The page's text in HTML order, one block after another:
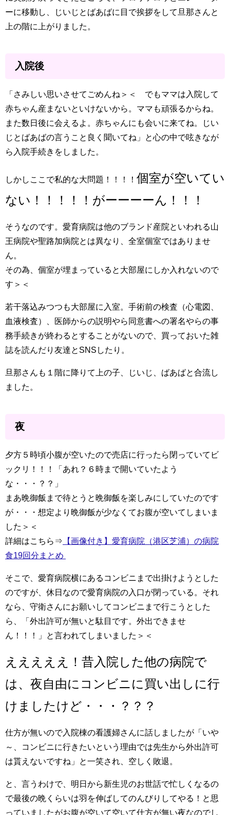
ーに移動し、じいじとばあばに目で挨拶をして旦那さんと
上の階に上がりました。
入院後
「さみしい思いさせてごめんね＞＜ でもママは入院して
赤ちゃん産まないといけないから。ママも頑張るからね。
また数日後に会えるよ。赤ちゃんにも会いに来てね。じい
じとばあばの言うこと良く聞いてね」と心の中で呟きなが
ら入院手続きをしました。
しかしここで私的な大問題！！！！ 個室が空いてい
ない！！！！！がーーーーん！！！
そうなのです。愛育病院は他のブランド産院といわれる山
王病院や聖路加病院とは異なり、全室個室ではありませ
ん。
その為、個室が埋まっていると大部屋にしか入れないので
す＞＜
若干落込みつつも大部屋に入室。手術前の検査（心電図、
血液検査）、医師からの説明やら同意書への署名やらの事
務手続きが終わるとすることがないので、買っておいた雑
誌を読んだり友達とSNSしたり。
旦那さんも１階に降りて上の子、じいじ、ばあばと合流し
ました。
夜
夕方５時頃小腹が空いたので売店に行ったら閉っていてビ
ックリ！！！「あれ？６時まで開いていたよう
な・・・？？」
まあ晩御飯まで待とうと晩御飯を楽しみにしていたのです
が・・・想定より晩御飯が少なくてお腹が空いてしまいま
した＞＜
詳細はこちら⇒ 【画像付き】愛育病院（港区芝浦）の病院
食19回分まとめ
そこで、愛育病院横にあるコンビニまで出掛けようとした
のですが、休日なので愛育病院の入口が閉っている。それ
なら、守衛さんにお願いしてコンビニまで行こうとした
ら、「外出許可が無いと駄目です。外出できませ
ん！！！」と言われてしまいました＞＜
えええええ！昔入院した他の病院で
は、夜自由にコンビニに買い出しに行
けましたけど・・・？？？
仕方が無いので入院棟の看護婦さんに話しましたが「いや
～、コンビニに行きたいという理由では先生から外出許可
は貰えないですね」と一笑され、空しく敗退。
と、言うわけで、明日から新生児のお世話で忙しくなるの
で最後の晩くらいは羽を伸ばしてのんびりしてやる！と思
っていましたがお腹が空いて空いて仕方が無い夜なのでし